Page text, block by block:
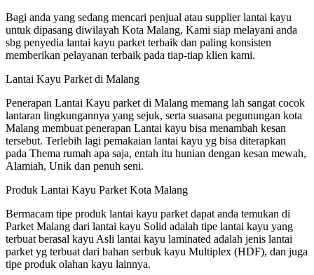
Bagi anda yang sedang mencari penjual atau supplier lantai kayu
untuk dipasang diwilayah Kota Malang, Kami siap melayani anda
sbg penyedia lantai kayu parket terbaik dan paling konsisten
memberikan pelayanan terbaik pada tiap-tiap klien kami.
Lantai Kayu Parket di Malang
Penerapan Lantai Kayu parket di Malang memang lah sangat cocok
lantaran lingkungannya yang sejuk, serta suasana pegunungan kota
Malang membuat penerapan Lantai kayu bisa menambah kesan
tersebut. Terlebih lagi pemakaian lantai kayu yg bisa diterapkan
pada Thema rumah apa saja, entah itu hunian dengan kesan mewah,
Alamiah, Unik dan penuh seni.
Produk Lantai Kayu Parket Kota Malang
Bermacam tipe produk lantai kayu parket dapat anda temukan di
Parket Malang dari lantai kayu Solid adalah tipe lantai kayu yang
terbuat berasal kayu Asli lantai kayu laminated adalah jenis lantai
parket yg terbuat dari bahan serbuk kayu Multiplex (HDF), dan juga
tipe produk olahan kayu lainnya.